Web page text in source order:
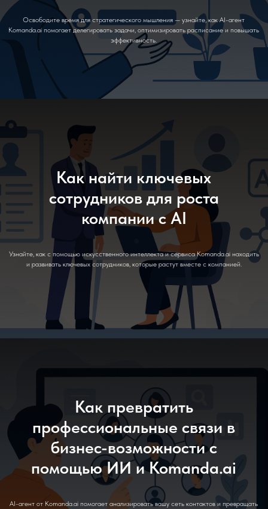
Освободите время для стратегического мышления — узнайте, как AI-агент
Komanda.ai помогает делегировать задачи, оптимизировать расписание и повышать
эффективность.
Как найти ключевых
сотрудников для роста
компании с AI
Узнайте, как с помощью искусственного интеллекта и сервиса Komanda.ai находить
и развивать ключевых сотрудников, которые растут вместе с компанией.
Как превратить
профессиональные связи в
бизнес-возможности с
помощью ИИ и Komanda.ai
AI-агент от Komanda.ai помогает анализировать вашу сеть контактов и превращать